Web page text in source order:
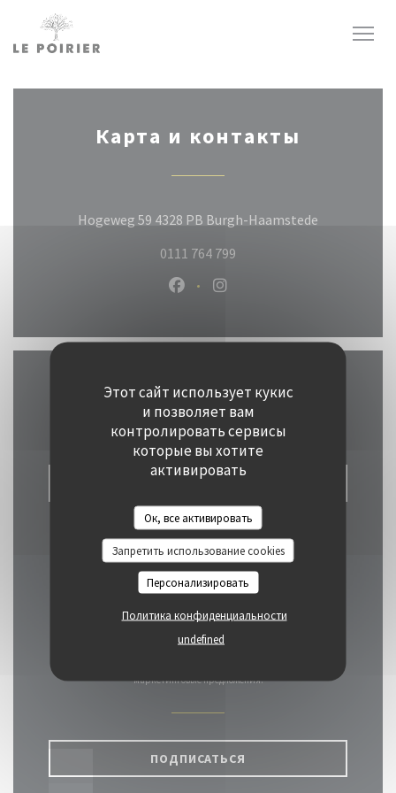
Панель управления cookies
Этот сайт использует кукис
и позволяет вам
контролировать сервисы
которые вы хотите
активировать
Ок, все активировать
Запретить использование cookies
Персонализировать
Политика конфиденциальности
undefined
Карта и контакты
Hogeweg 59 4328 PB Burgh-Haamstede
0111 764 799
Facebook ((открывается в
Instagram ((открывается
Связь с нами
ЗАБРОНИРОВАТЬ СТОЛИК
Будьте в курсе новостей
*
маркетинговые предложения.
ПОДПИСАТЬСЯ